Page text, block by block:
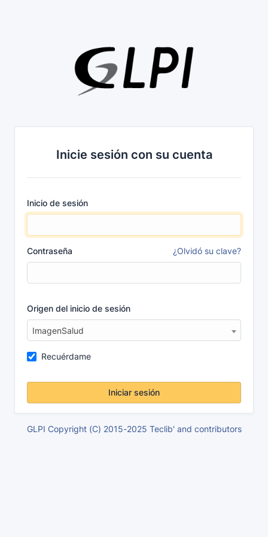
Inicie sesión con su cuenta
Inicio de sesión
Contraseña ¿Olvidó su clave?
Origen del inicio de sesión
ImagenSalud
Recuérdame
Iniciar sesión
GLPI Copyright (C) 2015-2025 Teclib' and contributors